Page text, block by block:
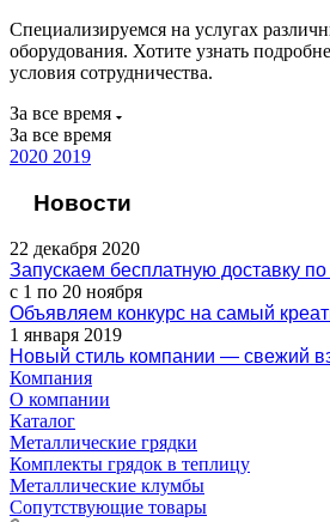
Специализируемся на услугах
оборудования. Хотите узнать
условия сотрудничества.
За все время
За все время
2020 2019
Новости
22 декабря 2020
Запускаем бесплатную доставку
с 1 по 20 ноября
Объявляем конкурс на самый
1 января 2019
Новый стиль компании — свежий
Компания
О компании
Каталог
Металлические грядки
Комплекты грядок в теплицу
Металлические клумбы
Сопутствующие товары